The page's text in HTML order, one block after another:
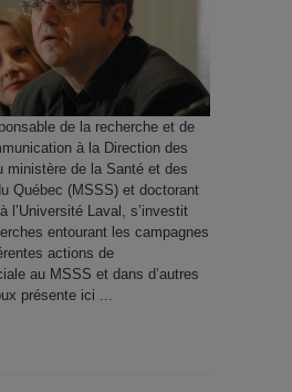
de la recherche et de
à la Direction des
ministère de la Santé et des
Québec (MSSS) et doctorant
l’Université Laval, s’investit
entourant les campagnes
actions de
au MSSS et dans d’autres
présente ici ...